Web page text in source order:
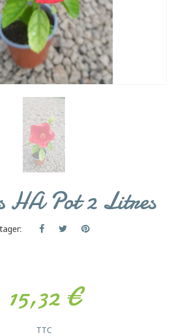
HA Pot 2 Litres
15,32 €
TTC